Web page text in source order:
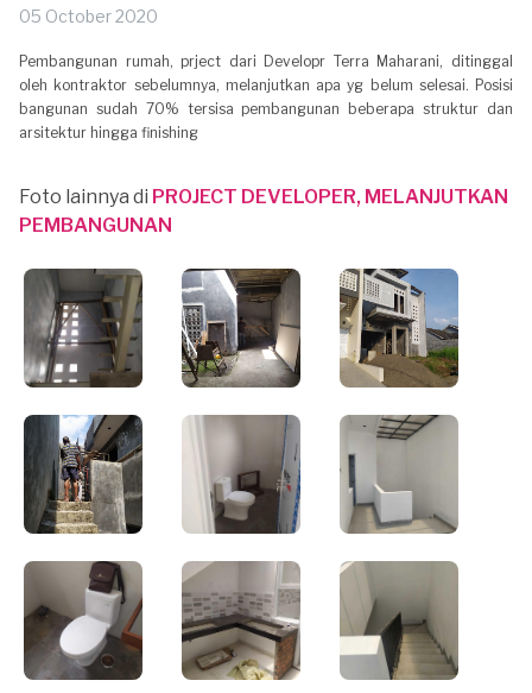
05 October 2020
Pembangunan rumah, prject dari Developr Terra Maharani, ditinggal
oleh kontraktor sebelumnya, melanjutkan apa yg belum selesai. Posisi
bangunan sudah 70% tersisa pembangunan beberapa struktur dan
arsitektur hingga finishing
Foto lainnya di PROJECT DEVELOPER, MELANJUTKAN
PEMBANGUNAN